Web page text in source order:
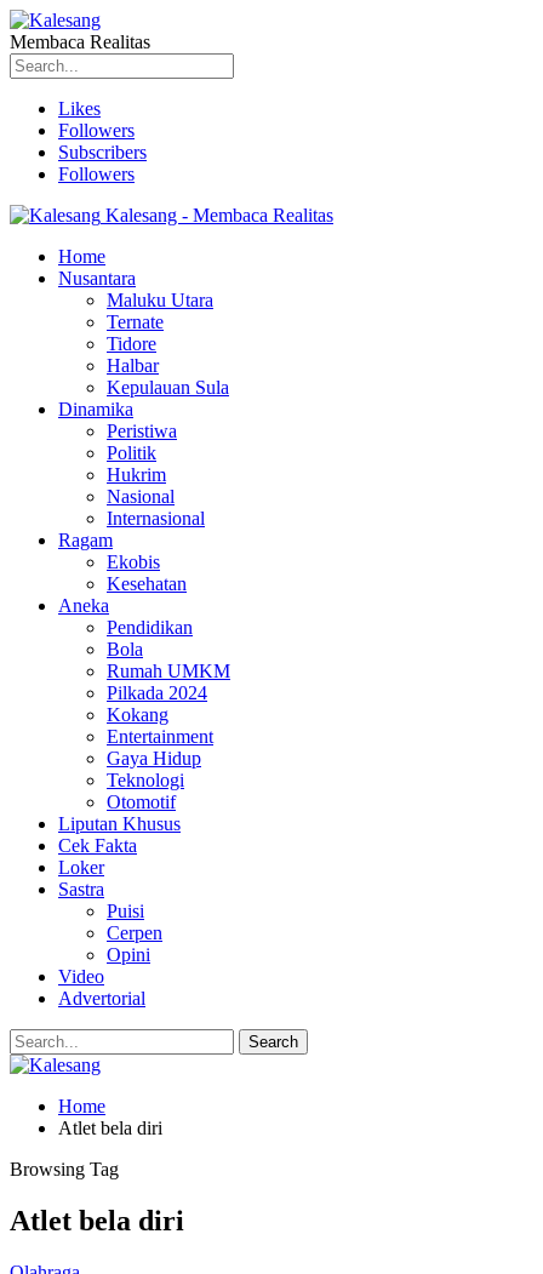
Membaca Realitas
Likes
Followers
Subscribers
Followers
Kalesang - Membaca Realitas
Home
Nusantara
Maluku Utara
Ternate
Tidore
Halbar
Kepulauan Sula
Dinamika
Peristiwa
Politik
Hukrim
Nasional
Internasional
Ragam
Ekobis
Kesehatan
Aneka
Pendidikan
Bola
Rumah UMKM
Pilkada 2024
Kokang
Entertainment
Gaya Hidup
Teknologi
Otomotif
Liputan Khusus
Cek Fakta
Loker
Sastra
Puisi
Cerpen
Opini
Video
Advertorial
Home
Atlet bela diri
Browsing Tag
Atlet bela diri